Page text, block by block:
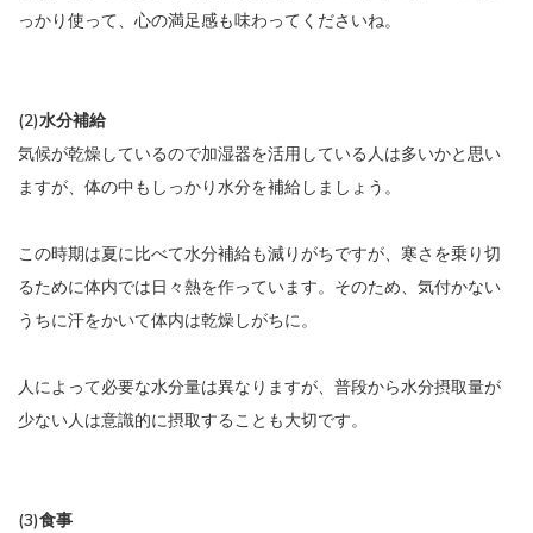
っかり使って、心の満足感も味わってくださいね。
(2)水分補給
気候が乾燥しているので加湿器を活用している人は多いかと思い
ますが、体の中もしっかり水分を補給しましょう。
この時期は夏に比べて水分補給も減りがちですが、寒さを乗り切
るために体内では日々熱を作っています。そのため、気付かない
うちに汗をかいて体内は乾燥しがちに。
人によって必要な水分量は異なりますが、普段から水分摂取量が
少ない人は意識的に摂取することも大切です。
(3)食事